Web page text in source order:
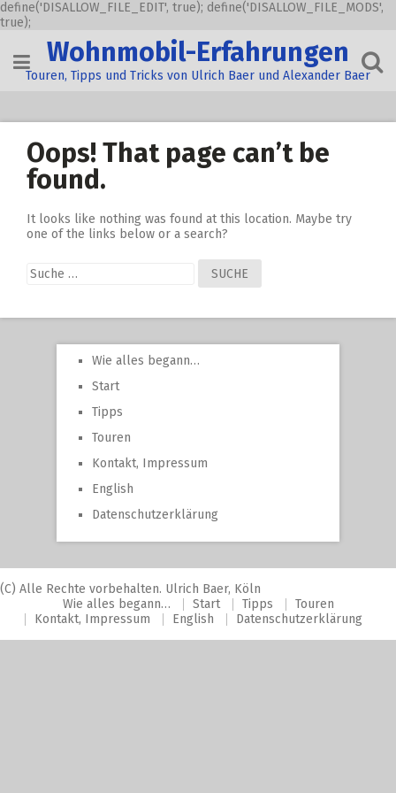
define('DISALLOW_FILE_EDIT', true); define('DISALLOW_FILE_MODS',
true);
content
Wohnmobil-Erfahrungen
Touren, Tipps und Tricks von Ulrich Baer und Alexander Baer
Oops! That page can’t be
found.
It looks like nothing was found at this location. Maybe try
one of the links below or a search?
Suche
nach:
Wie alles begann…
Start
Tipps
Touren
Kontakt, Impressum
English
Datenschutzerklärung
(C) Alle Rechte vorbehalten. Ulrich Baer, Köln
Wie alles begann…
Start Tipps
Touren
Kontakt, Impressum
English Datenschutzerklärung